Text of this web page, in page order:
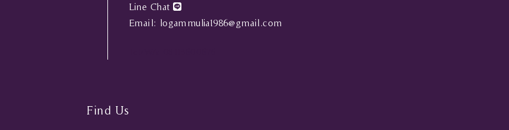
Line Chat
Email: logammulia1986@gmail.com
Find Us